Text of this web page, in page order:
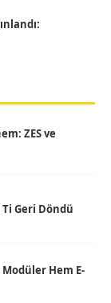
ZES ve
Ti Geri Döndü
Modüler Hem E-